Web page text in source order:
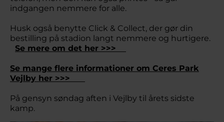
indgangen nemmere for alle.
Husk også benytte Click & Collect, der gør din
bestilling på stadion langt nemmere og hurtigere.
Se mere om det her >>>
Se mange flere informationer om Ceres Park
Vejlby her >>>
På gensyn søndag aften i Vejlby til årets sidste
kamp.